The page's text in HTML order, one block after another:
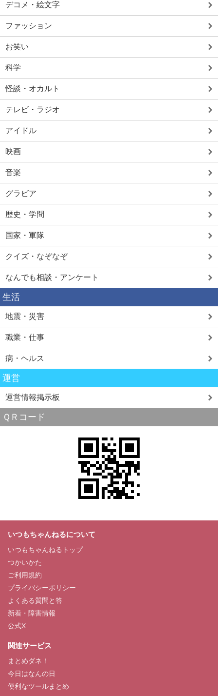
デコメ・絵文字
ファッション
お笑い
科学
怪談・オカルト
テレビ・ラジオ
アイドル
映画
音楽
グラビア
歴史・学問
国家・軍隊
クイズ・なぞなぞ
なんでも相談・アンケート
生活
地震・災害
職業・仕事
病・ヘルス
運営
運営情報掲示板
ＱＲコード
いつもちゃんねるについて
いつもちゃんねるトップ
つかいかた
ご利用規約
プライバシーポリシー
よくある質問と答
新着・障害情報
公式X
関連サービス
まとめダネ！
今日はなんの日
便利なツールまとめ